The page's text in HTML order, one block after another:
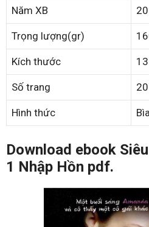
Năm XB
Trọng lượng(gr)
Kích thước
Số trang
Hình thức
Download ebook
1 Nhập Hồn pdf.